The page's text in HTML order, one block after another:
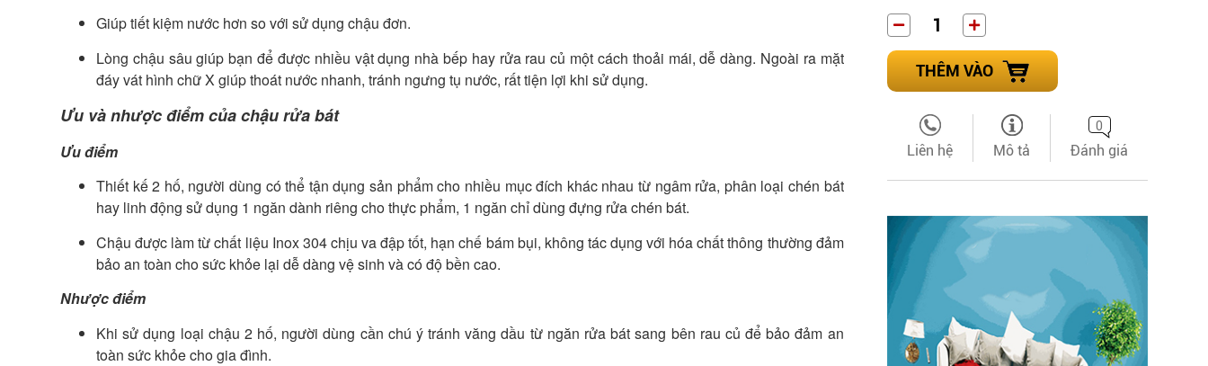
Giúp tiết kiệm nước hơn so với sử dụng chậu đơn.
Lòng chậu sâu giúp bạn để được nhiều vật dụng nhà bếp hay rửa rau củ một cách thoải mái, dễ dàng. Ngoài ra mặt
đáy vát hình chữ X giúp thoát nước nhanh, tránh ngưng tụ nước, rất tiện lợi khi sử dụng.
Ưu và nhược điểm của chậu rửa bát
Ưu điểm
Thiết kế 2 hố, người dùng có thể tận dụng sản phẩm cho nhiều mục đích khác nhau từ ngâm rửa, phân loại chén bát
hay linh động sử dụng 1 ngăn dành riêng cho thực phẩm, 1 ngăn chỉ dùng đựng rửa chén bát.
Chậu được làm từ chất liệu Inox 304 chịu va đập tốt, hạn chế bám bụi, không tác dụng với hóa chất thông thường đảm
bảo an toàn cho sức khỏe lại dễ dàng vệ sinh và có độ bền cao.
Nhược điểm
Khi sử dụng loại chậu 2 hố, người dùng cần chú ý tránh văng dầu từ ngăn rửa bát sang bên rau củ để bảo đảm an
toàn sức khỏe cho gia đình.
THÊM VÀO
Liên hệ Mô tả
0
Đánh giá